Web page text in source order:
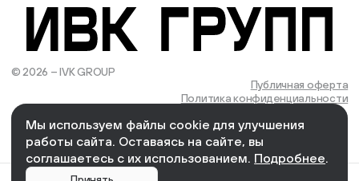
Каталог
© 2026 – IVK GROUP
Публичная оферта
Политика конфиденциальности
Cоздано и поддерживается в компании We Wizards
Мы используем файлы cookie для улучшения
работы сайта. Оставаясь на сайте, вы
соглашаетесь с их использованием. Подробнее.
Есть учётная запись? Войти